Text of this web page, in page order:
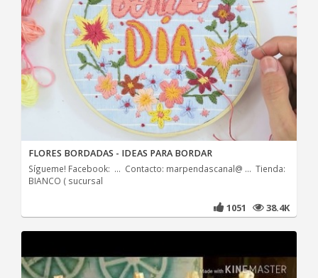
FLORES BORDADAS - IDEAS PARA BORDAR
Sígueme! Facebook: ... Contacto: marpendascanal@ ... Tienda:
BIANCO ( sucursal
1051 38.4K